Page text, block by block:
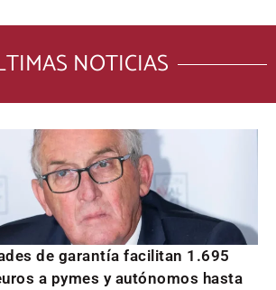
NOTICIAS
de garantía facilitan 1.695
a pymes y autónomos hasta